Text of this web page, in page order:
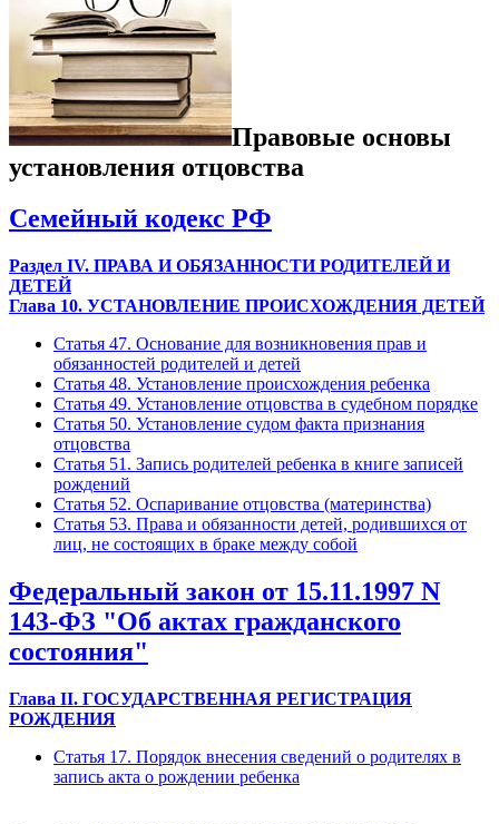
Правовые основы
установления отцовства
Семейный кодекс РФ
Раздел IV. ПРАВА И ОБЯЗАННОСТИ РОДИТЕЛЕЙ И
ДЕТЕЙ
Глава 10. УСТАНОВЛЕНИЕ ПРОИСХОЖДЕНИЯ ДЕТЕЙ
Статья 47. Основание для возникновения прав и
обязанностей родителей и детей
Статья 48. Установление происхождения ребенка
Статья 49. Установление отцовства в судебном порядке
Статья 50. Установление судом факта признания
отцовства
Статья 51. Запись родителей ребенка в книге записей
рождений
Статья 52. Оспаривание отцовства (материнства)
Статья 53. Права и обязанности детей, родившихся от
лиц, не состоящих в браке между собой
Федеральный закон от 15.11.1997 N
143-ФЗ "Об актах гражданского
состояния"
Глава II. ГОСУДАРСТВЕННАЯ РЕГИСТРАЦИЯ
РОЖДЕНИЯ
Статья 17. Порядок внесения сведений о родителях в
запись акта о рождении ребенка